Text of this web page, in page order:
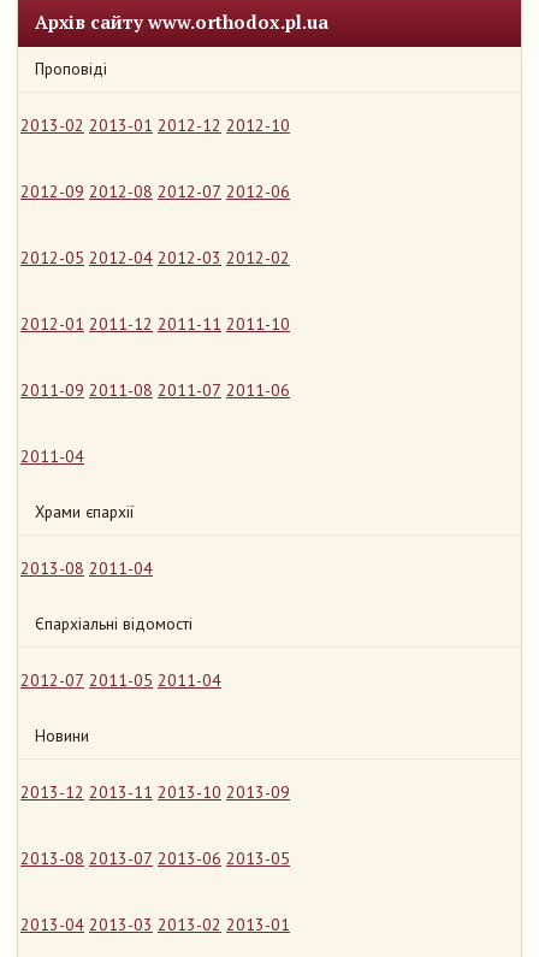
Архів сайту www.orthodox.pl.ua
Проповіді
2013-02 2013-01 2012-12 2012-10
2012-09 2012-08 2012-07 2012-06
2012-05 2012-04 2012-03 2012-02
2012-01 2011-12 2011-11 2011-10
2011-09 2011-08 2011-07 2011-06
2011-04
Храми єпархії
2013-08 2011-04
Єпархіальні відомості
2012-07 2011-05 2011-04
Новини
2013-12 2013-11 2013-10 2013-09
2013-08 2013-07 2013-06 2013-05
2013-04 2013-03 2013-02 2013-01